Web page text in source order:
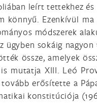
leírt tettekhez
könnyű. Ezenkívül
módszerek
ügyben sokáig
össze, amelyek
mutatja XIII. Leó
erősítette a
konstitúciója